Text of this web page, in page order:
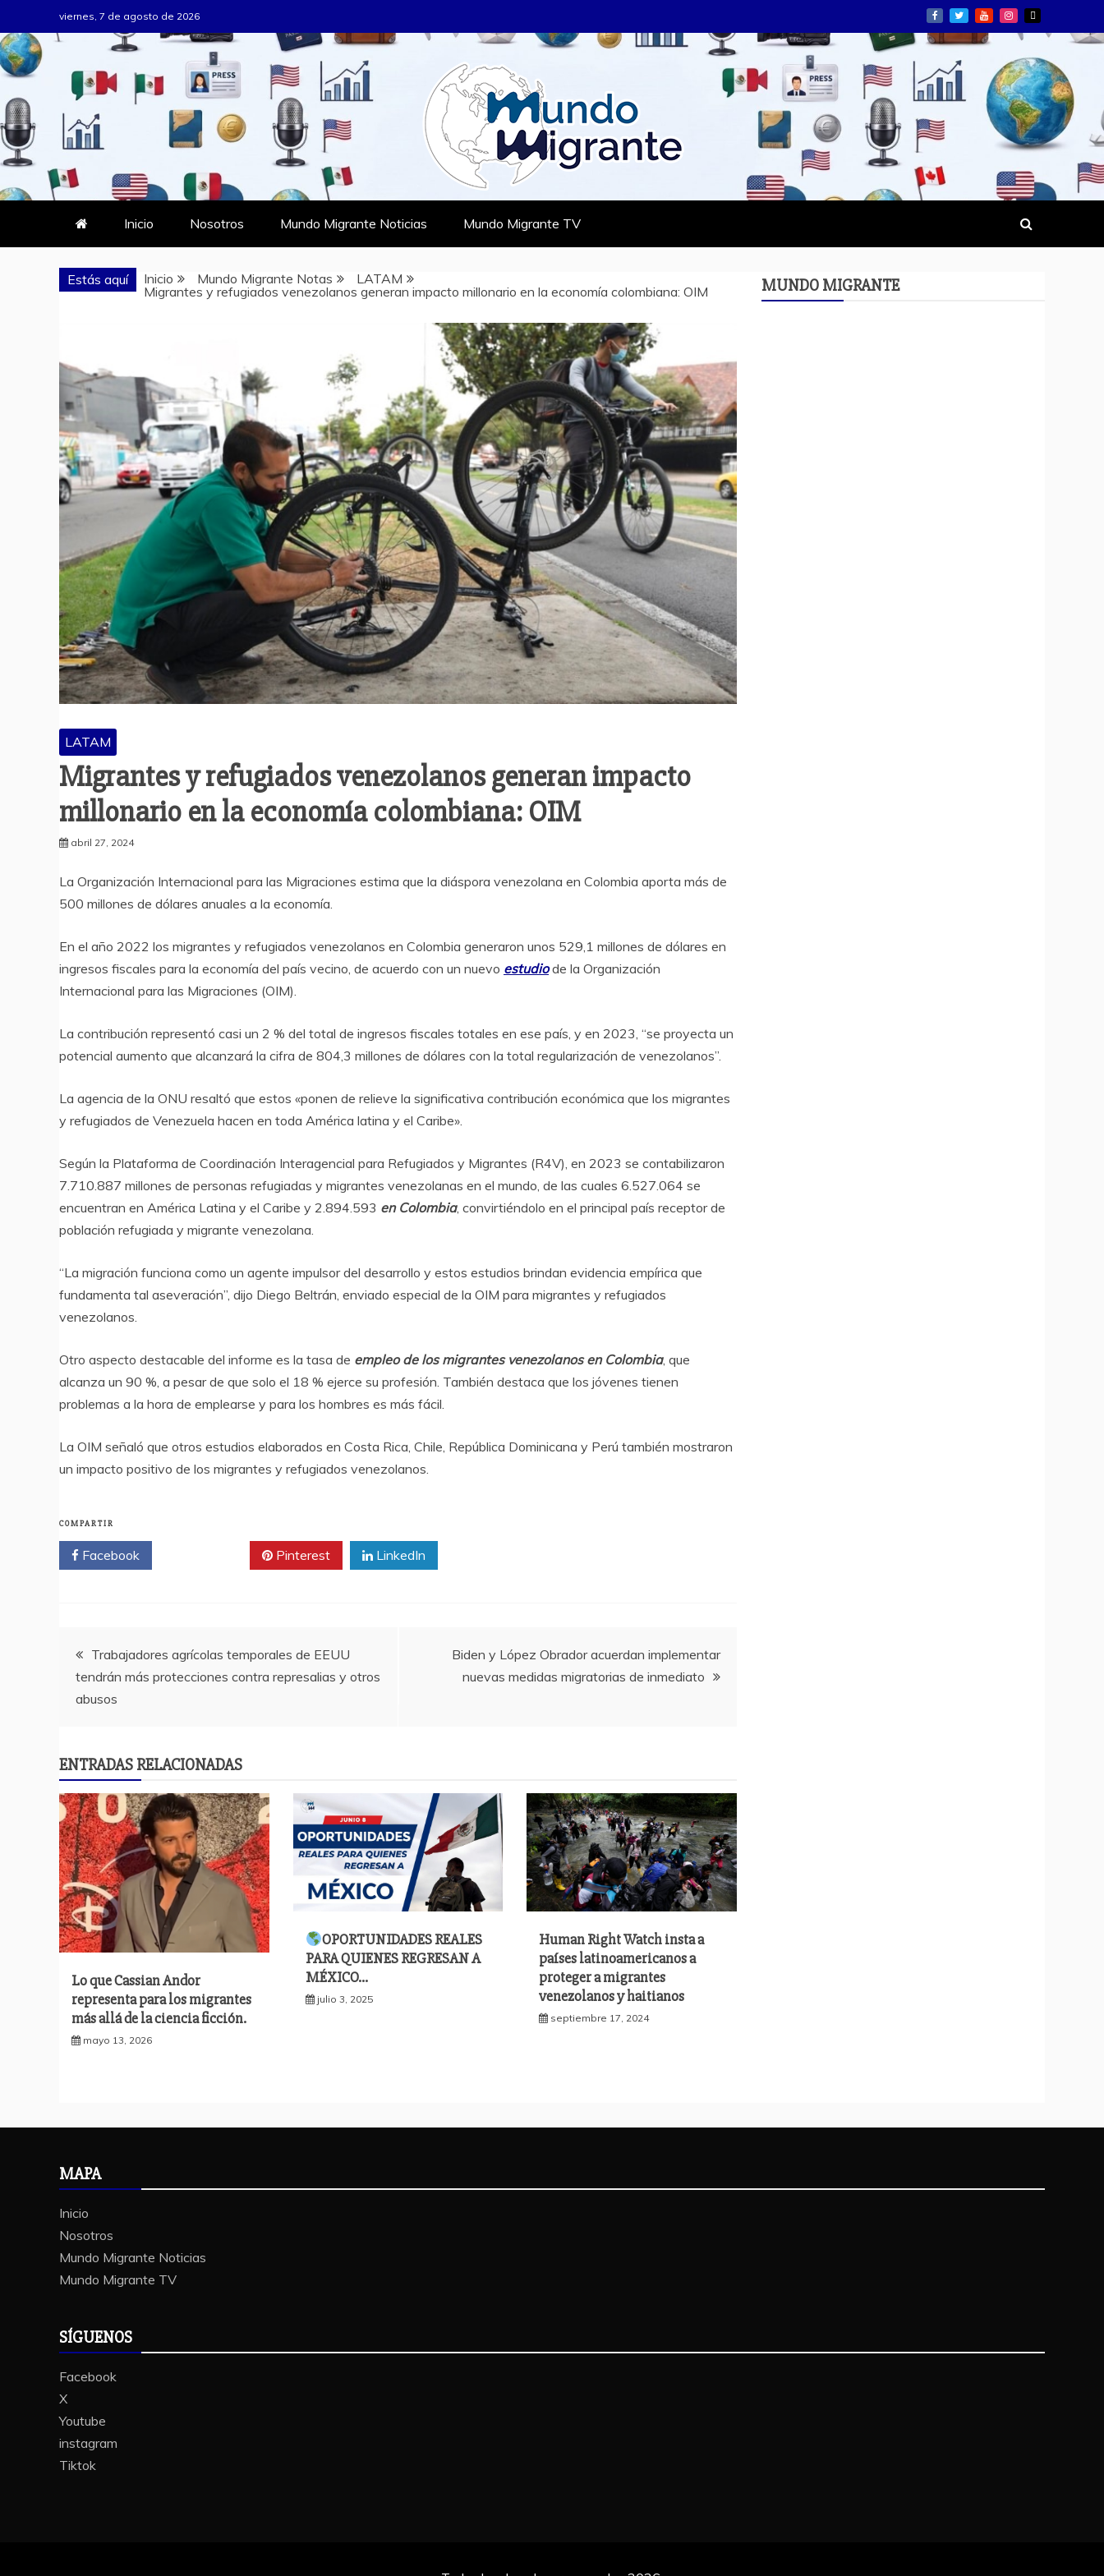
al
contenido
viernes, 7 de agosto de 2026
MUNDO MIGRANTE
DONDE TODOS SOMOS MIGRANTES
Inicio Nosotros Mundo Migrante Noticias Mundo Migrante TV
Estás aquí Inicio Mundo Migrante Notas
LATAM
Migrantes y refugiados venezolanos generan impacto millonario en la economía colombiana: OIM
LATAM
Migrantes y refugiados venezolanos generan impacto
millonario en la economía colombiana: OIM
abril 27, 2024
La Organización Internacional para las Migraciones estima que la diáspora venezolana en Colombia aporta más de
500 millones de dólares anuales a la economía.
En el año 2022 los migrantes y refugiados venezolanos en Colombia generaron unos 529,1 millones de dólares en
ingresos fiscales para la economía del país vecino, de acuerdo con un nuevo estudiode la Organización
Internacional para las Migraciones (OIM).
La contribución representó casi un 2 % del total de ingresos fiscales totales en ese país, y en 2023, “se proyecta un
potencial aumento que alcanzará la cifra de 804,3 millones de dólares con la total regularización de venezolanos”.
La agencia de la ONU resaltó que estos «ponen de relieve la significativa contribución económica que los migrantes
y refugiados de Venezuela hacen en toda América latina y el Caribe».
Según la Plataforma de Coordinación Interagencial para Refugiados y Migrantes (R4V), en 2023 se contabilizaron
7.710.887 millones de personas refugiadas y migrantes venezolanas en el mundo, de las cuales 6.527.064 se
encuentran en América Latina y el Caribe y 2.894.593 en Colombia, convirtiéndolo en el principal país receptor de
población refugiada y migrante venezolana.
“La migración funciona como un agente impulsor del desarrollo y estos estudios brindan evidencia empírica que
fundamenta tal aseveración”, dijo Diego Beltrán, enviado especial de la OIM para migrantes y refugiados
venezolanos.
Otro aspecto destacable del informe es la tasa de empleo de los migrantes venezolanos en Colombia, que
alcanza un 90 %, a pesar de que solo el 18 % ejerce su profesión. También destaca que los jóvenes tienen
problemas a la hora de emplearse y para los hombres es más fácil.
La OIM señaló que otros estudios elaborados en Costa Rica, Chile, República Dominicana y Perú también mostraron
un impacto positivo de los migrantes y refugiados venezolanos.
COMPARTIR
Facebook Pinterest LinkedIn
Navegación
de
Trabajadores agrícolas temporales de EEUU
tendrán más protecciones contra represalias y otros
abusos
Biden y López Obrador acuerdan implementar
nuevas medidas migratorias de inmediato
ENTRADAS RELACIONADAS
Lo que Cassian Andor
representa para los migrantes
más allá de la ciencia ficción.
mayo 13, 2026
OPORTUNIDADES REALES
PARA QUIENES REGRESAN A
MÉXICO…
julio 3, 2025
Human Right Watch insta a
países latinoamericanos a
proteger a migrantes
venezolanos y haitianos
septiembre 17, 2024
MUNDO MIGRANTE
MAPA
Inicio
Nosotros
Mundo Migrante Noticias
Mundo Migrante TV
SÍGUENOS
Facebook
X
Youtube
instagram
Tiktok